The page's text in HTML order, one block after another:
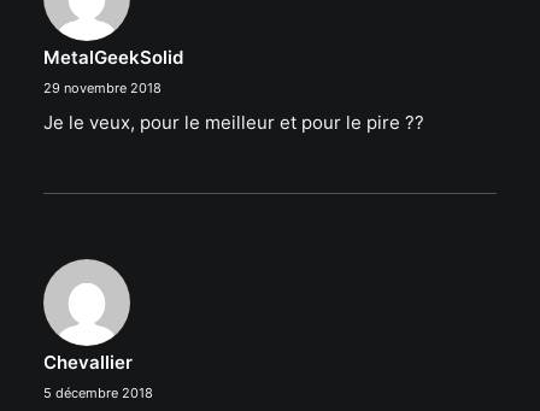
MetalGeekSolid
29 novembre 2018
Je le veux, pour le meilleur et pour le pire ??
Chevallier
5 décembre 2018